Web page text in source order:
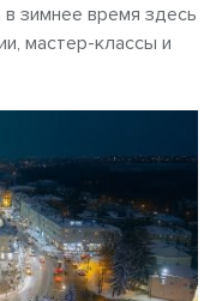
зимнее время здесь
мастер-классы и